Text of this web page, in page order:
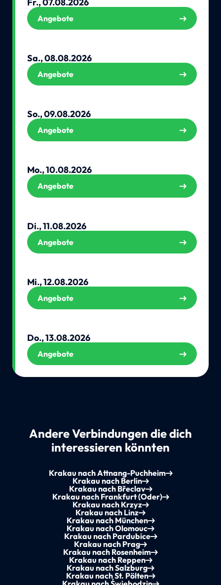
Angebote
Sa., 08.08.2026
Angebote
So., 09.08.2026
Angebote
Mo., 10.08.2026
Angebote
Di., 11.08.2026
Angebote
Mi., 12.08.2026
Angebote
Do., 13.08.2026
Angebote
Andere Verbindungen die dich
interessieren könnten
Krakau nach Attnang-Puchheim
Krakau nach Berlin
Krakau nach Břeclav
Krakau nach Frankfurt (Oder)
Krakau nach Krzyz
Krakau nach Linz
Krakau nach München
Krakau nach Olomouc
Krakau nach Pardubice
Krakau nach Prag
Krakau nach Rosenheim
Krakau nach Reppen
Krakau nach Salzburg
Krakau nach St. Pölten